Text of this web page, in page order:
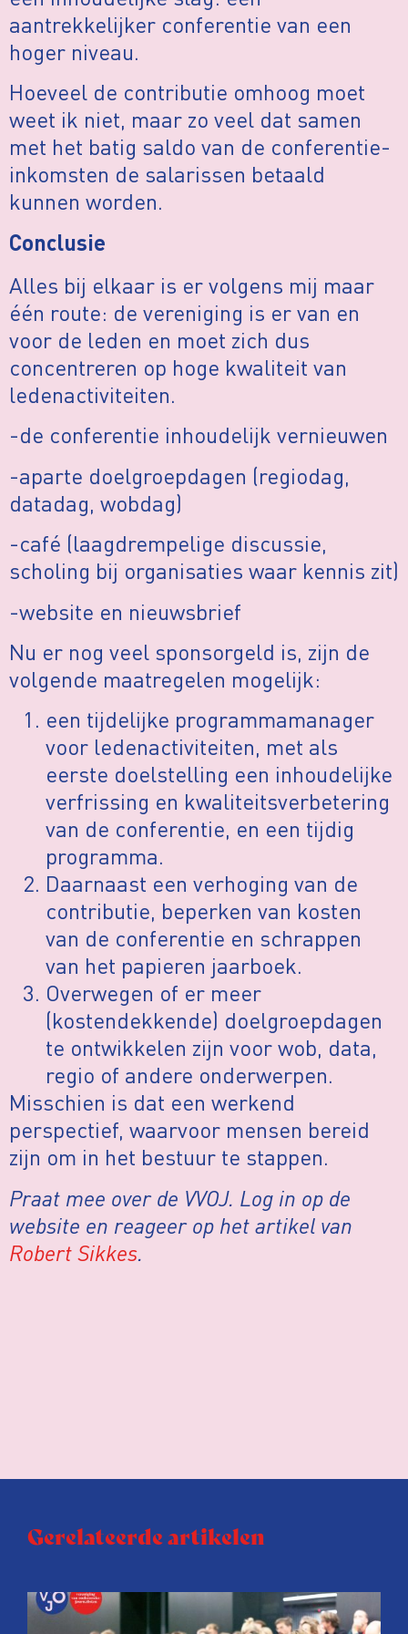
aantrekkelijker conferentie van een
hoger niveau.
Hoeveel de contributie omhoog moet
weet ik niet, maar zo veel dat samen
met het batig saldo van de conferentie-
inkomsten de salarissen betaald
kunnen worden.
Conclusie
Alles bij elkaar is er volgens mij maar
één route: de vereniging is er van en
voor de leden en moet zich dus
concentreren op hoge kwaliteit van
ledenactiviteiten.
-de conferentie inhoudelijk vernieuwen
-aparte doelgroepdagen (regiodag,
datadag, wobdag)
-café (laagdrempelige discussie,
scholing bij organisaties waar kennis zit)
-website en nieuwsbrief
Nu er nog veel sponsorgeld is, zijn de
volgende maatregelen mogelijk:
een tijdelijke programmamanager
voor ledenactiviteiten, met als
eerste doelstelling een inhoudelijke
verfrissing en kwaliteitsverbetering
van de conferentie, en een tijdig
programma.
Daarnaast een verhoging van de
contributie, beperken van kosten
van de conferentie en schrappen
van het papieren jaarboek.
Overwegen of er meer
(kostendekkende) doelgroepdagen
te ontwikkelen zijn voor wob, data,
regio of andere onderwerpen.
Misschien is dat een werkend
perspectief, waarvoor mensen bereid
zijn om in het bestuur te stappen.
Praat mee over de VVOJ. Log in op de
website en reageer op het artikel van
Robert Sikkes.
Gerelateerde artikelen